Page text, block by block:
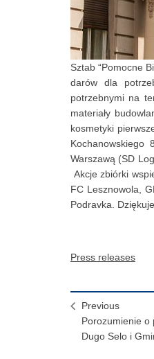
Sztab “Pomocne
darów dla
potrzebnymi na
materiały
kosmetyki
Warszawą (SD
Akcje zbiórki
FC Lesznowola,
Podravka.
Press releases
Previous
Porozumienie o
Dugo Selo i